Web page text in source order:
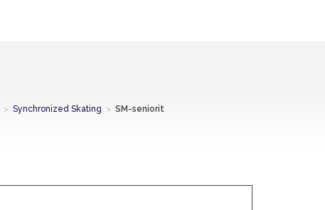
> Synchronized Skating > SM-seniorit